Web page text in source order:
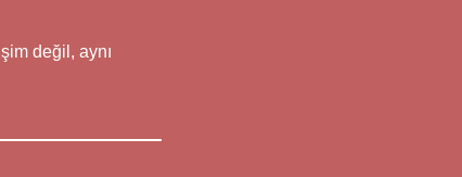
değil, aynı